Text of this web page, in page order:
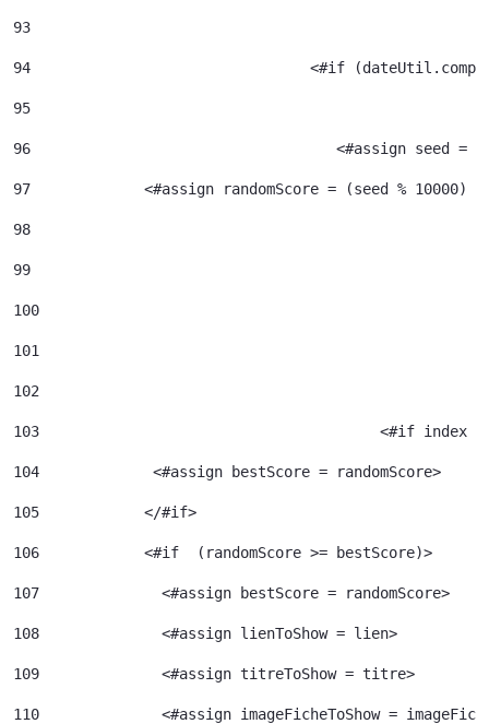
93
94
95
96
<#assign seed
97
<#assign randomScore = (seed % 10000)
98
99
100
101
102
103
<#if index
104
             <#assign bestScore = randomScore>
105
            </#if>
106
            <#if  (randomScore >= bestScore)>
107
              <#assign bestScore = randomScore>
108
              <#assign lienToShow = lien>
109
              <#assign titreToShow = titre>
110
<#assign imageFicheToShow =